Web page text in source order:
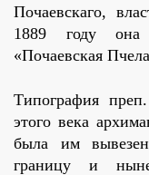
Почаевскаго,
1889 году она
«Почаевская
Типография
этого века
была им
границу и